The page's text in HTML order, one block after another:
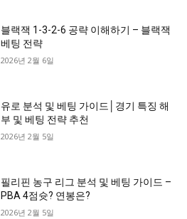
블랙잭 1-3-2-6 공략 이해하기 – 블랙잭
베팅 전략
2026년 2월 6일
유로 분석 및 베팅 가이드│경기 특징 해
부 및 베팅 전략 추천
2026년 2월 5일
필리핀 농구 리그 분석 및 베팅 가이드 –
PBA 4점슛? 연봉은?
2026년 2월 5일